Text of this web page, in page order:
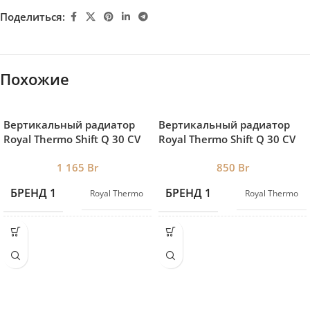
Поделиться:
Похожие
Вертикальный радиатор
Royal Thermo Shift Q 30 CV
подключение
1 165 Br
БРЕНД 1 Royal Thermo
Вертикальный радиатор
Royal Thermo Shift Q 30 CV
подключение
850 Br
БРЕНД 1 Royal Thermo